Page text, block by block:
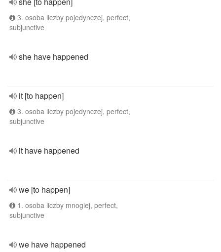
3. osoba liczby pojedynczej, perfect,
subjunctive
she have happened
it [to happen]
3. osoba liczby pojedynczej, perfect,
subjunctive
it have happened
we [to happen]
1. osoba liczby mnogiej, perfect,
subjunctive
we have happened